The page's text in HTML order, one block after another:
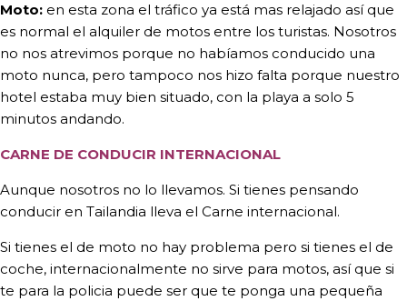
Moto: en esta zona el tráfico ya está mas relajado así que
es normal el alquiler de motos entre los turistas. Nosotros
no nos atrevimos porque no habíamos conducido una
moto nunca, pero tampoco nos hizo falta porque nuestro
hotel estaba muy bien situado, con la playa a solo 5
minutos andando.
CARNE DE CONDUCIR INTERNACIONAL
Aunque nosotros no lo llevamos. Si tienes pensando
conducir en Tailandia lleva el Carne internacional.
Si tienes el de moto no hay problema pero si tienes el de
coche, internacionalmente no sirve para motos, así que si
te para la policia puede ser que te ponga una pequeña